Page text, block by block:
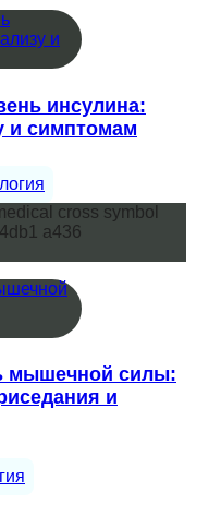
инсулина:
и симптомам
мышечной силы:
и